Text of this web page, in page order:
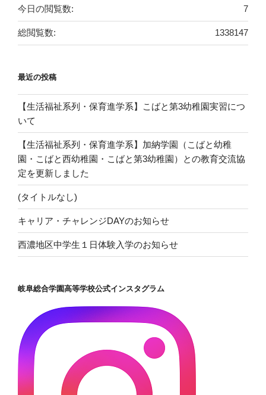
7
今日の閲覧数:
1338147
総閲覧数:
最近の投稿
【生活福祉系列・保育進学系】こばと第3幼稚園実習につ
いて
【生活福祉系列・保育進学系】加納学園（こばと幼稚
園・こばと西幼稚園・こばと第3幼稚園）との教育交流協
定を更新しました
(タイトルなし)
キャリア・チャレンジDAYのお知らせ
西濃地区中学生１日体験入学のお知らせ
岐阜総合学園高等学校公式インスタグラム